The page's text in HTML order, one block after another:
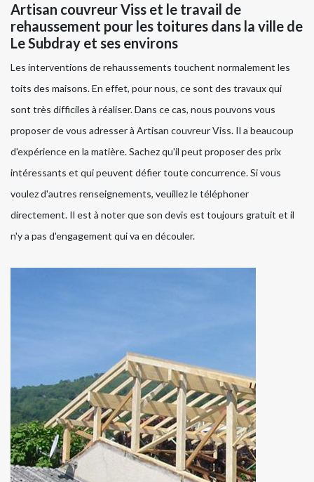
Artisan couvreur Viss et le travail de
rehaussement pour les toitures dans la ville de
Le Subdray et ses environs
Les interventions de rehaussements touchent normalement les
toits des maisons. En effet, pour nous, ce sont des travaux qui
sont très difficiles à réaliser. Dans ce cas, nous pouvons vous
proposer de vous adresser à Artisan couvreur Viss. Il a beaucoup
d'expérience en la matière. Sachez qu'il peut proposer des prix
intéressants et qui peuvent défier toute concurrence. Si vous
voulez d'autres renseignements, veuillez le téléphoner
directement. Il est à noter que son devis est toujours gratuit et il
n'y a pas d'engagement qui va en découler.